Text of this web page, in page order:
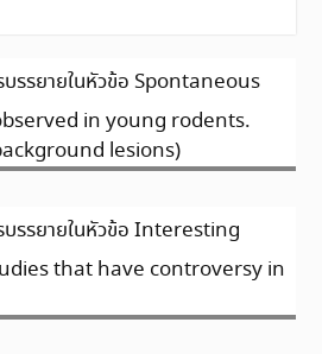
บรรยายในหัวข้อ Spontaneous
in young rodents.
lesions)
บรรยายในหัวข้อ Interesting
that have controversy in